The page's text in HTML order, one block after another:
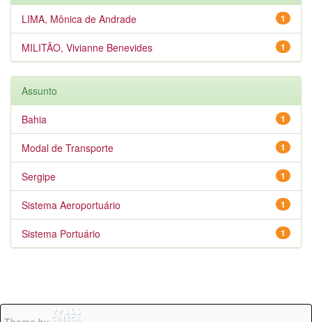
1
LIMA, Mônica de Andrade
1
MILITÃO, Vivianne Benevides
Assunto
1
Bahia
1
Modal de Transporte
1
Sergipe
1
Sistema Aeroportuário
1
Sistema Portuário